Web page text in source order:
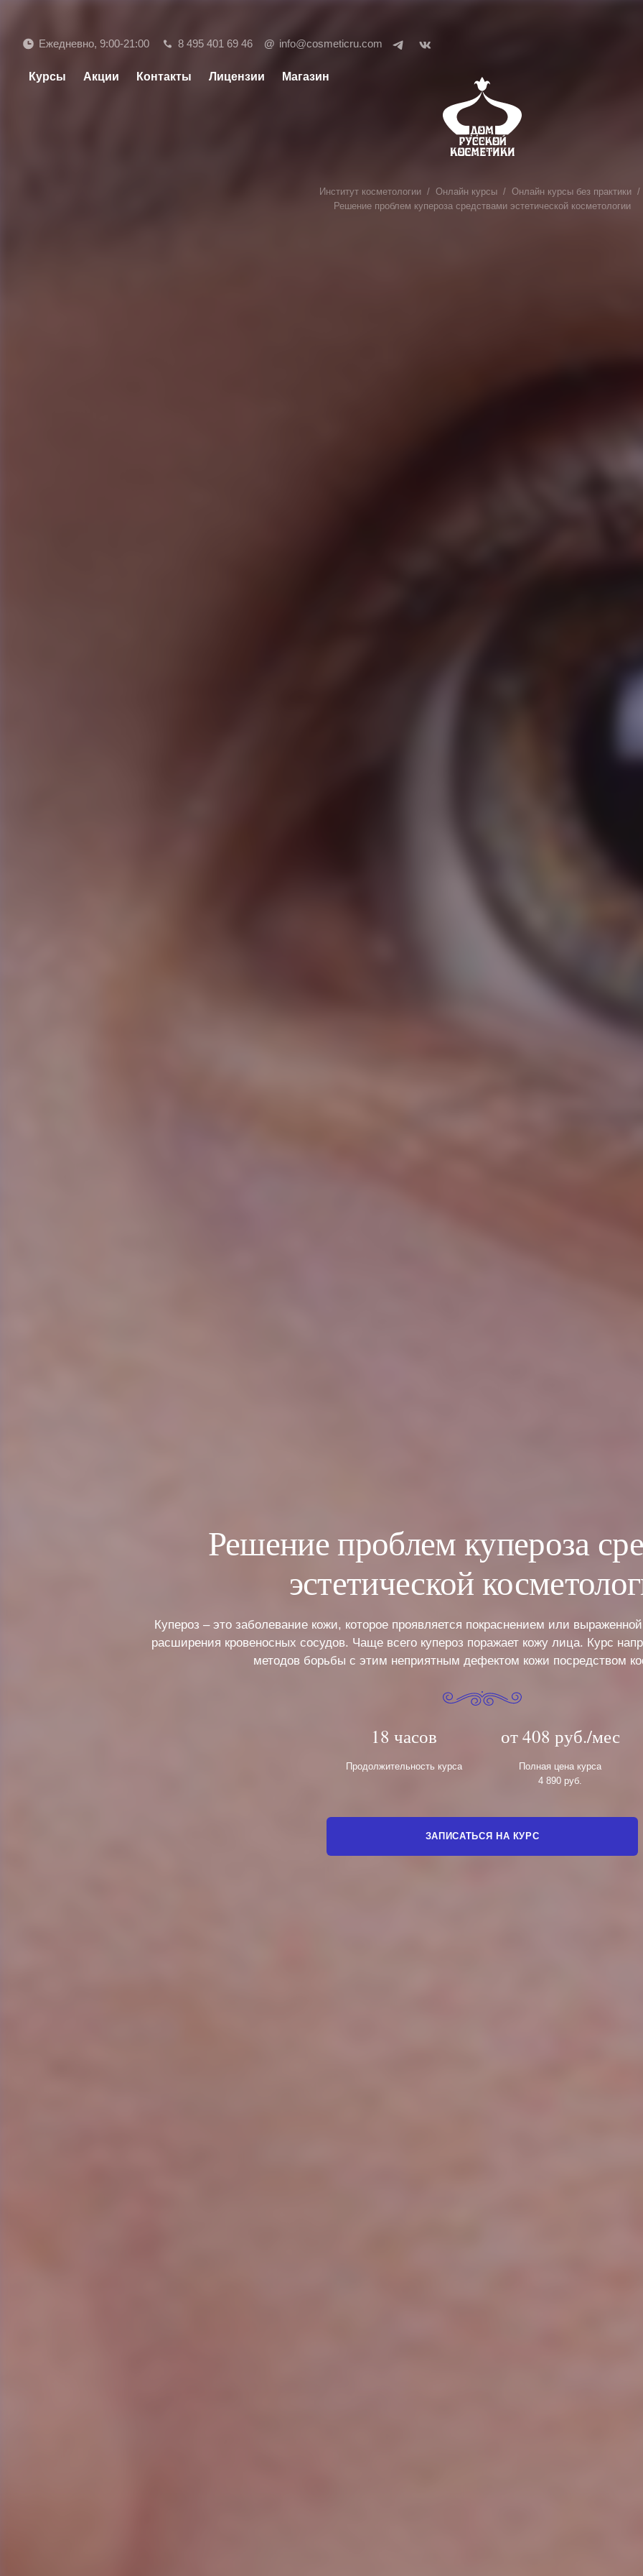
Ежедневно, 9:00-21:00 8 495 401 69 46 @ info@cosmeticru.com
Курсы Акции Контакты Лицензии Магазин
Институт косметологии Онлайн курсы
Онлайн курсы без практики
Решение проблем купероза средствами эстетической косметологии
Решение проблем купероза
эстетической
Купероз – это заболевание кожи, которое проявляется покраснением или выраженной
расширения кровеносных сосудов. Чаще всего купероз поражает кожу лица. Курс
методов борьбы с этим неприятным дефектом кожи посредством
18 часов
Продолжительность курса
от 408 руб./мес
Полная цена курса
4 890 руб.
ЗАПИСАТЬСЯ НА КУРС